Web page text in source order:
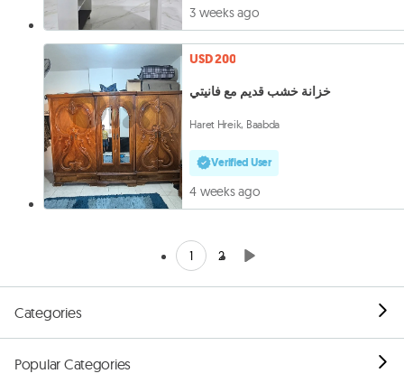
3 weeks ago
USD 200
خزانة خشب قديم مع فانيتي
Haret Hreik, Baabda
Verified User
4 weeks ago
1 2
Categories
Popular Categories